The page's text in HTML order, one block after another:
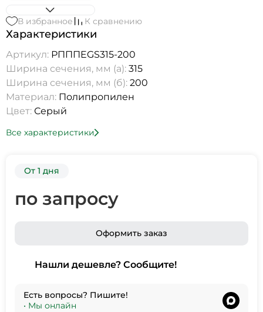
В избранное К сравнению
Характеристики
Артикул: РПППEGS315-200
Ширина сечения, мм (а): 315
Ширина сечения, мм (б): 200
Материал: Полипропилен
Цвет: Серый
Все характеристики
От 1 дня
по запросу
Оформить заказ
Нашли дешевле? Сообщите!
Есть вопросы? Пишите!
• Мы онлайн